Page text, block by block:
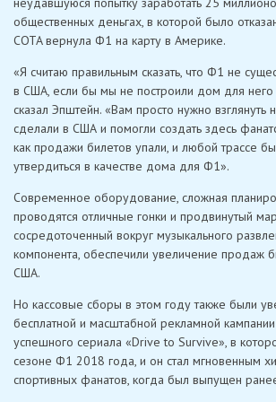
общественных деньгах, в которой было
COTA вернула Ф1 на карту в Америке.
«Я считаю правильным сказать, что Ф1 не
в США, если бы мы не построили дом для него
сказал Эпштейн. «Вам просто нужно взглянуть
сделали в США и помогли создать здесь
как продажи билетов упали, и любой трассе
утвердиться в качестве дома для Ф1».
Современное оборудование, сложная
проводятся отличные гонки и продвинутый
сосредоточенный вокруг музыкального
компонента, обеспечили увеличение продаж
США.
Но кассовые сборы в этом году также были
бесплатной и масштабной рекламной
успешного сериала «Drive to Survive», в
сезоне Ф1 2018 года, и он стал мгновенным
спортивных фанатов, когда был выпущен